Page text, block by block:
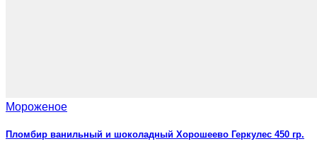
Мороженое
Пломбир ванильный и шоколадный Хорошеево Геркулес 450 гр.